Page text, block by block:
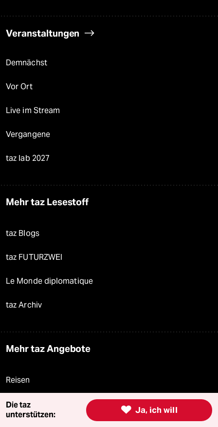
Veranstaltungen
Demnächst
Vor Ort
Live im Stream
Vergangene
taz lab 2027
Mehr taz Lesestoff
taz Blogs
taz FUTURZWEI
Le Monde diplomatique
taz Archiv
Mehr taz Angebote
Reisen
Kantine
 Ja, ich will
Die taz
unterstützen: